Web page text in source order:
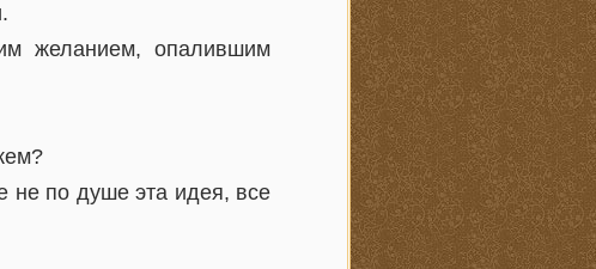
желанием, опалившим
не по душе эта идея, все